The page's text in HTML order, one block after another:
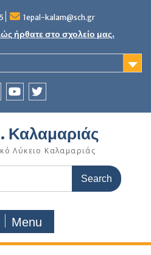
1epal-kalam@sch.gr
ήρθατε στο σχολείο μας.
Λύκειο Καλαμαριάς
Menu